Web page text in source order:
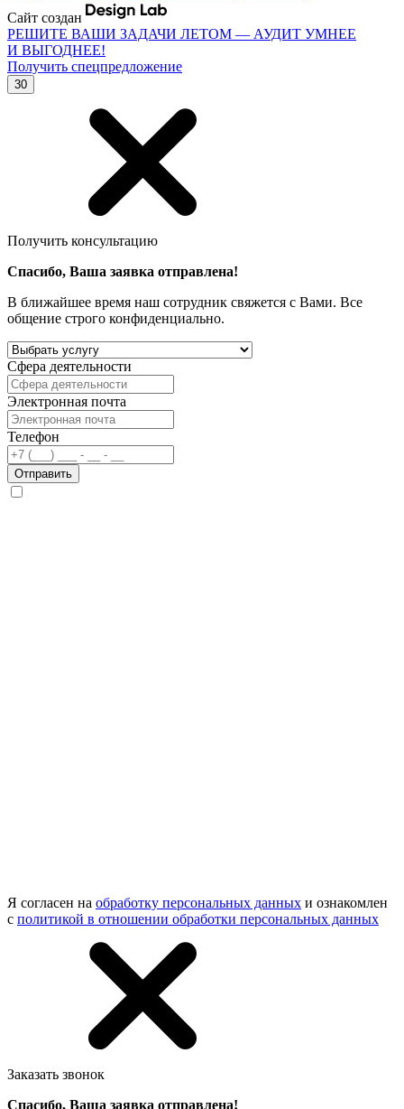
Сайт создан
РЕШИТЕ ВАШИ ЗАДАЧИ ЛЕТОМ — АУДИТ УМНЕЕ
И ВЫГОДНЕЕ!
Получить спецпредложение
30
Получить консультацию
Спасибо, Ваша заявка отправлена!
В ближайшее время наш сотрудник свяжется с Вами. Все
общение строго конфиденциально.
Сфера деятельности
Электронная почта
Телефон
Отправить
Я согласен на обработку персональных данных и ознакомлен
с политикой в отношении обработки персональных данных
Заказать звонок
Спасибо, Ваша заявка отправлена!